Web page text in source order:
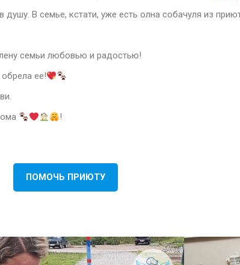
душу. В семье, кстати, уже есть олна собачуля из
семьи любовью и радостью!
ее!
!
ПОМОЧЬ ПРИЮТУ